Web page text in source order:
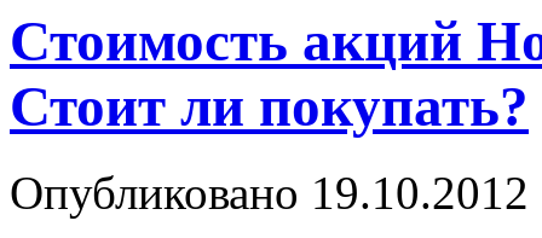
Стоимость акций
Стоит ли покупать?
Опубликовано